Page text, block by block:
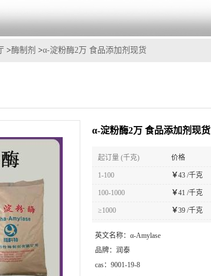
>酶制剂 >α-淀粉酶2万 食品添加剂现货
α-淀粉酶2万 食品添加剂现货
起订量 (千克) 价格
1-100 ￥43 /千克
100-1000 ￥41 /千克
≥1000 ￥39 /千克
英文名称： α-Amylase
品牌： 润泰
cas： 9001-19-8